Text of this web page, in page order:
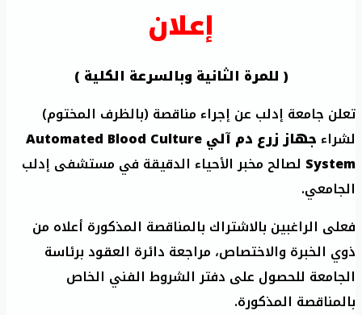
إعلان
( للمرة الثانية وبالسرعة الكلية )
تعلن جامعة إدلب عن إجراء مناقصة (بالظرف المختوم)
لشراء جهاز زرع دم آليAutomated Blood Culture
System لصالح مخبر الأحياء الدقيقة في مستشفى إدلب
الجامعي.
فعلى الراغبين بالاشتراك بالمناقصة المذكورة أعلاه من
ذوي الخبرة والاختصاص، مراجعة دائرة العقود برئاسة
الجامعة للحصول على دفتر الشروط الفني الخاص
بالمناقصة المذكورة.